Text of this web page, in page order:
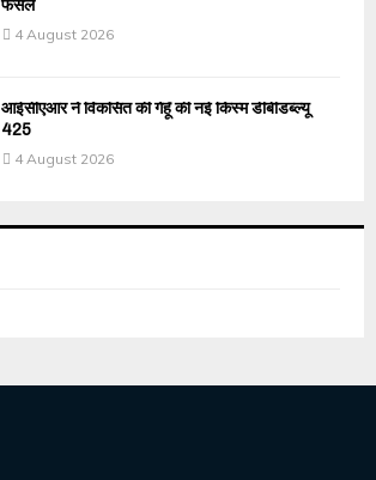
फसल
4 August 2026
आईसीएआर ने विकसित की गेहूँ की नई किस्म डीबीडब्ल्यू
425
4 August 2026